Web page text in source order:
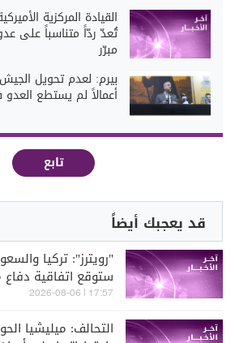
القيادة المركزية
تُعدّ ردّاً متناسباً على
مبرّر
بيرم: لعدم تحويل
أعمالاً لم يستطع العدو
تابع
قد يعجبك أيضاً
"رويترز": تركيا
ستوقع اتفاقية
الجمعة
17:57 | 2026-08-06
التحالف: ميليشيا